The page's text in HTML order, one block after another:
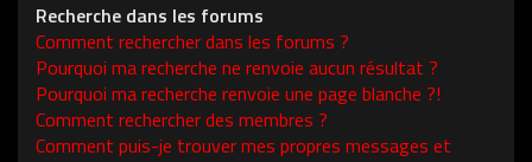
Recherche dans les forums
Comment rechercher dans les forums ?
Pourquoi ma recherche ne renvoie aucun résultat ?
Pourquoi ma recherche renvoie une page blanche ?!
Comment rechercher des membres ?
Comment puis-je trouver mes propres messages et